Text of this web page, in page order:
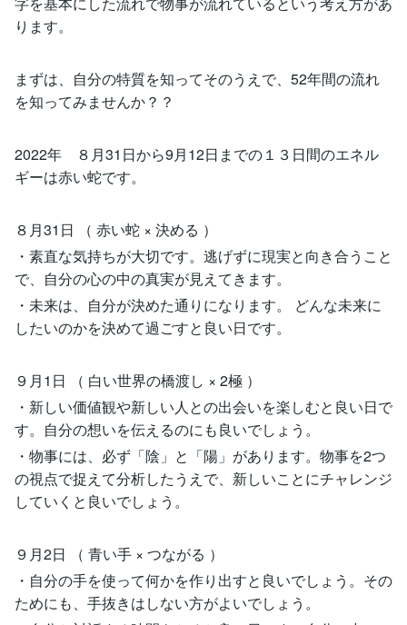
ります。
まずは、自分の特質を知ってそのうえで、52年間の流れ
を知ってみませんか？？
2022年 ８月31日から9月12日までの１３日間のエネル
ギーは赤い蛇です。
８月31日 （ 赤い蛇 × 決める ）
・素直な気持ちが大切です。逃げずに現実と向き合うこと
で、自分の心の中の真実が見えてきます。
・未来は、自分が決めた通りになります。 どんな未来に
したいのかを決めて過ごすと良い日です。
９月1日 （ 白い世界の橋渡し × 2極 ）
・新しい価値観や新しい人との出会いを楽しむと良い日で
す。自分の想いを伝えるのにも良いでしょう。
・物事には、必ず「陰」と「陽」があります。物事を2つ
の視点で捉えて分析したうえで、新しいことにチャレンジ
していくと良いでしょう。
９月2日 （ 青い手 × つながる ）
・自分の手を使って何かを作り出すと良いでしょう。その
ためにも、手抜きはしない方がよいでしょう。